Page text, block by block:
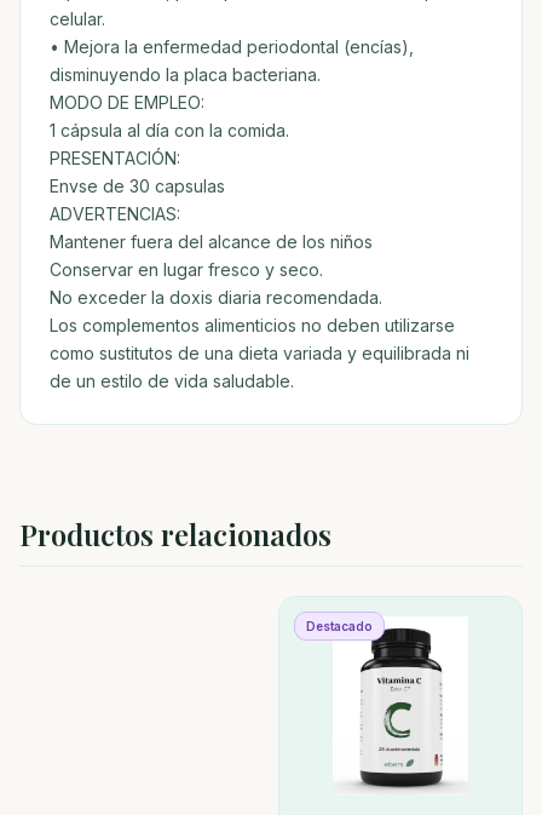
celular.
• Mejora la enfermedad periodontal (encías),
disminuyendo la placa bacteriana.
MODO DE EMPLEO:
1 cápsula al día con la comida.
PRESENTACIÓN:
Envse de 30 capsulas
ADVERTENCIAS:
Mantener fuera del alcance de los niños
Conservar en lugar fresco y seco.
No exceder la doxis diaria recomendada.
Los complementos alimenticios no deben utilizarse
como sustitutos de una dieta variada y equilibrada ni
de un estilo de vida saludable.
Productos relacionados
Destacado